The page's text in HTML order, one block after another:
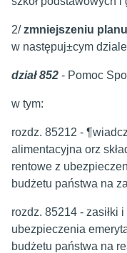
2/zmniejszeniu
w następuj±cym
dział 852 - Pomoc
w tym:
rozdz. 85212 -
alimentacyjna orz
rentowe z
budżetu państwa na
rozdz. 85214 - zasiłki
ubezpieczenia
budżetu państwa na